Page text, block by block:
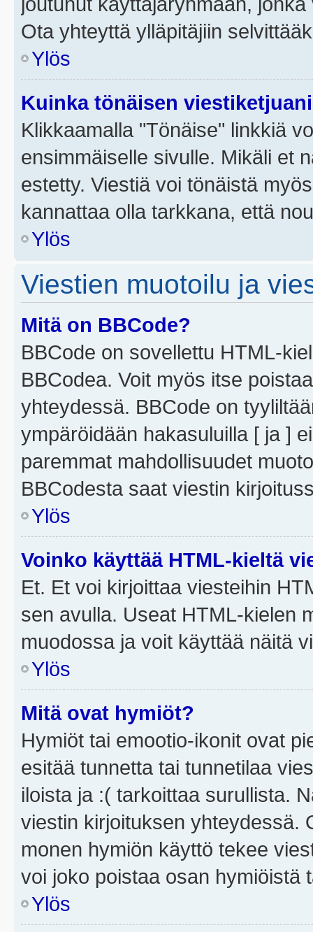
Ota yhteyttä ylläpitäjiin
Ylös
Kuinka tönäisen
Klikkaamalla "Tönäise" linkkiä
ensimmäiselle sivulle. Mikäli et
estetty. Viestiä voi tönäistä
kannattaa olla tarkkana, että
Ylös
Viestien muotoilu ja
Mitä on BBCode?
BBCode on sovellettu HTML-
BBCodea. Voit myös itse
yhteydessä. BBCode on
ympäröidään hakasuluilla [ ja ]
paremmat mahdollisuudet
BBCodesta saat viestin
Ylös
Voinko käyttää HTML-kieltä
Et. Et voi kirjoittaa viesteihin
sen avulla. Useat HTML-kielen
muodossa ja voit käyttää näitä
Ylös
Mitä ovat hymiöt?
Hymiöt tai emootio-ikonit ovat
esitää tunnetta tai tunnetilaa
iloista ja :( tarkoittaa surullista.
viestin kirjoituksen yhteydessä.
monen hymiön käyttö tekee
voi joko poistaa osan hymiöistä
Ylös